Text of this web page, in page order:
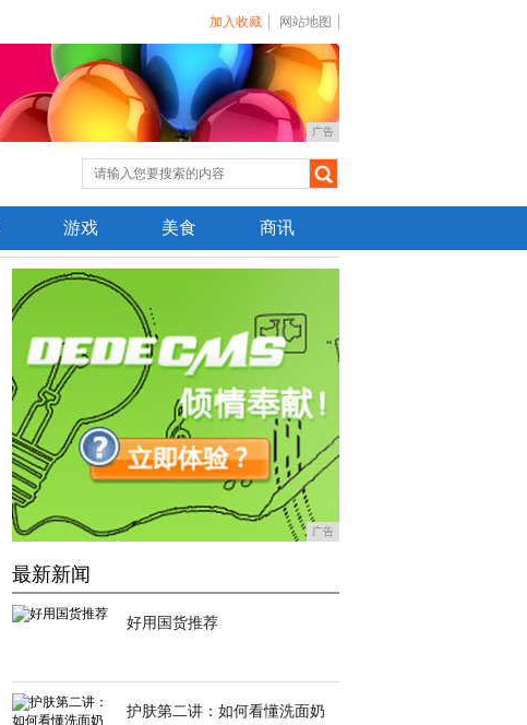
加入收藏 网站地图
广告
游戏 美食 商讯
广告
最新新闻
好用国货推荐
护肤第二讲：如何看懂洗面奶